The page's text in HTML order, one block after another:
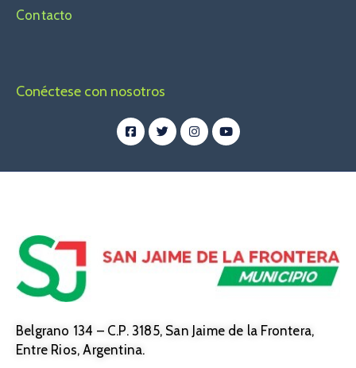
Contacto
Conéctese con nosotros
Belgrano 134 – C.P. 3185, San Jaime de la Frontera,
Entre Rios, Argentina.